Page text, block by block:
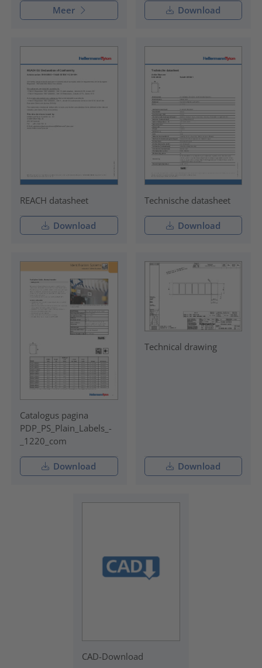
Meer Download
REACH datasheet
Download
Technische datasheet
Download
Catalogus pagina
PDP_PS_Plain_Labels_-
_1220_com
Download
Technical drawing
Download
CAD-Download